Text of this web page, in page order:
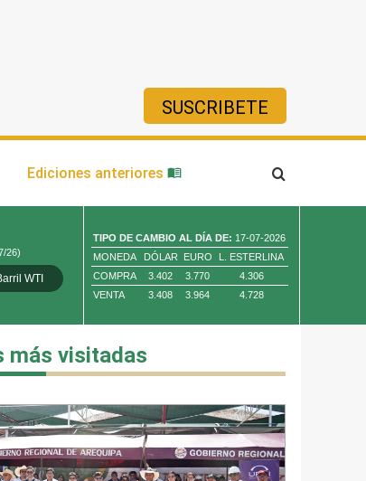
SUSCRIBETE
Ediciones anteriores
26)
WTI Oro 4,010.80 US $/ Oz. Tr.
TIPO DE CAMBIO AL DÍA DE: 17-07-2026
MONEDA
DÓLAR EURO
L. ESTERLINA
COMPRA
3.402 3.770
4.306
VENTA
3.408 3.964 4.728
más visitadas